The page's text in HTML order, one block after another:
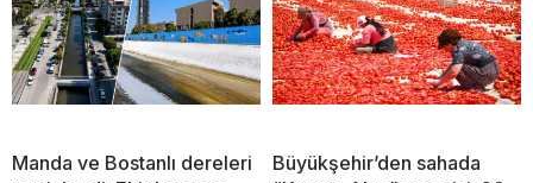
Manda ve Bostanlı dereleri
Büyükşehir’den sahada